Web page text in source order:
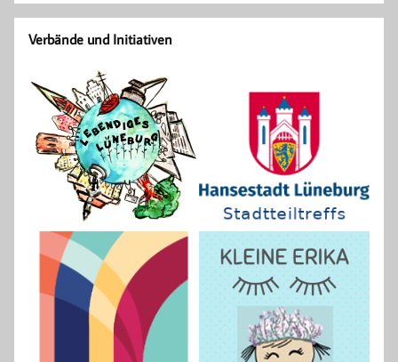
Verbände und Initiativen